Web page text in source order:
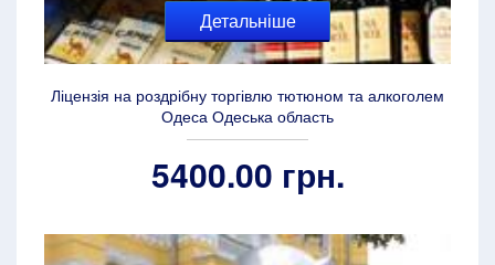
Детальніше
Ліцензія на роздрібну торгівлю тютюном та алкоголем
Одеса Одеська область
5400.00 грн.